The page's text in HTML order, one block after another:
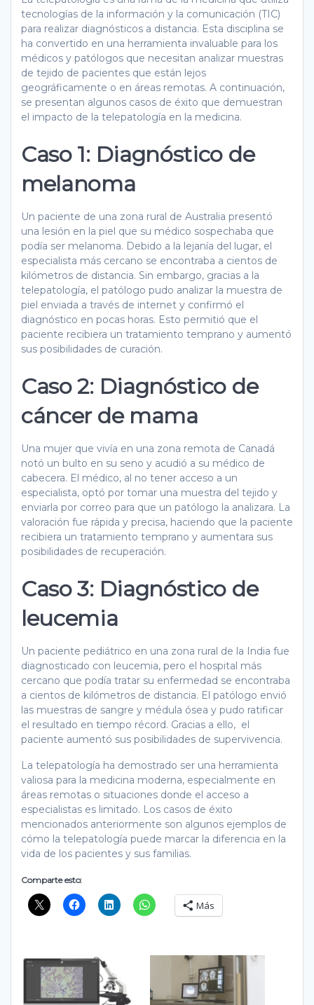
tecnologías de la información y la comunicación (TIC)
para realizar diagnósticos a distancia. Esta disciplina se
ha convertido en una herramienta invaluable para los
médicos y patólogos que necesitan analizar muestras
de tejido de pacientes que están lejos
geográficamente o en áreas remotas. A continuación,
se presentan algunos casos de éxito que demuestran
el impacto de la telepatología en la medicina.
Caso 1: Diagnóstico de
melanoma
Un paciente de una zona rural de Australia presentó
una lesión en la piel que su médico sospechaba que
podía ser melanoma. Debido a la lejanía del lugar, el
especialista más cercano se encontraba a cientos de
kilómetros de distancia. Sin embargo, gracias a la
telepatología, el patólogo pudo analizar la muestra de
piel enviada a través de internet y confirmó el
diagnóstico en pocas horas. Esto permitió que el
paciente recibiera un tratamiento temprano y aumentó
sus posibilidades de curación.
Caso 2: Diagnóstico de
cáncer de mama
Una mujer que vivía en una zona remota de Canadá
notó un bulto en su seno y acudió a su médico de
cabecera. El médico, al no tener acceso a un
especialista, optó por tomar una muestra del tejido y
enviarla por correo para que un patólogo la analizara. La
valoración fue rápida y precisa, haciendo que la paciente
recibiera un tratamiento temprano y aumentara sus
posibilidades de recuperación.
Caso 3: Diagnóstico de
leucemia
Un paciente pediátrico en una zona rural de la India fue
diagnosticado con leucemia, pero el hospital más
cercano que podía tratar su enfermedad se encontraba
a cientos de kilómetros de distancia. El patólogo envió
las muestras de sangre y médula ósea y pudo ratificar
el resultado en tiempo récord. Gracias a ello, el
paciente aumentó sus posibilidades de supervivencia.
La telepatología ha demostrado ser una herramienta
valiosa para la medicina moderna, especialmente en
áreas remotas o situaciones donde el acceso a
especialistas es limitado. Los casos de éxito
mencionados anteriormente son algunos ejemplos de
cómo la telepatología puede marcar la diferencia en la
vida de los pacientes y sus familias.
Comparte esto:
Más